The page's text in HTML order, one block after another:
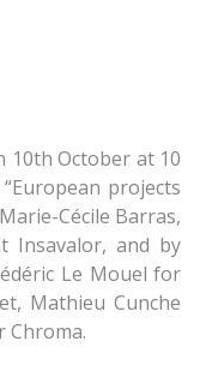
10th October at 10
projects
Cécile Barras,
Insavalor, and by
Le Mouel for
Mathieu Cunche
Chroma.